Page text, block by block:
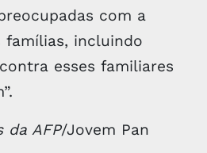
com a
famílias, incluindo
esses familiares
da AFP/Jovem Pan